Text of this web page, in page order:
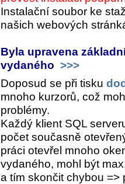
Instalační soubor ke
našich webových
Byla upravena
vydaného >>>
Doposud se při tisku
mnoho kurzorů, což
problémy.
Každý klient SQL
počet současně
práci otevřel mnoho
vydaného, mohl být
a tím skončit chybou =>